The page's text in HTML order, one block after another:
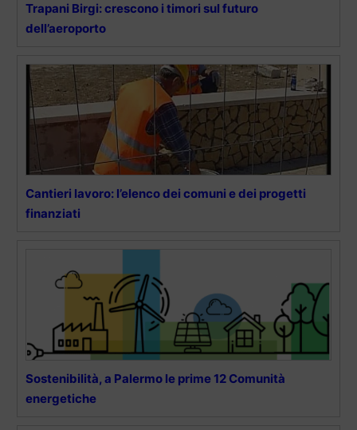
Trapani Birgi: crescono i timori sul futuro
dell’aeroporto
Cantieri lavoro: l’elenco dei comuni e dei progetti
finanziati
Sostenibilità, a Palermo le prime 12 Comunità
energetiche